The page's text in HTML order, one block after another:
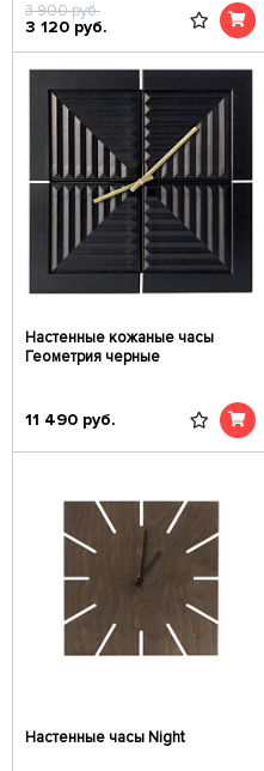
3 900руб.
3 120 руб.
Настенные кожаные часы
Геометрия черные
11 490 руб.
Настенные часы Night